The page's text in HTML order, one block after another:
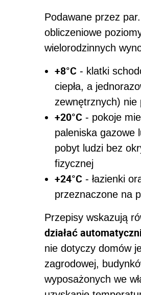
Podawane przez
obliczeniowe
wielorodzinnych
+8°C - klatki
ciepła, a
zewnętrznych) nie
+20°C - pokoje
paleniska gazowe
pobyt ludzi bez
fizycznej
+24°C - łazienki
przeznaczone na
Przepisy wskazują
działać
nie dotyczy domów
zagrodowej,
wyposażonych we